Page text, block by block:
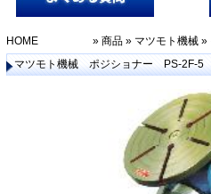
HOME »商品 » マツモト機械 »
マツモト機械 ポジショナー PS-2F-5